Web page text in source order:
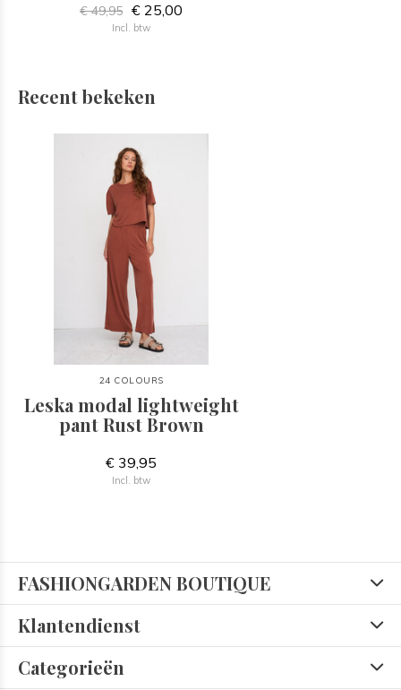
€ 49,95 € 25,00
Incl. btw
Recent bekeken
24 COLOURS
Leska modal lightweight
pant Rust Brown
€ 39,95
Incl. btw
FASHIONGARDEN BOUTIQUE
Klantendienst
Categorieën